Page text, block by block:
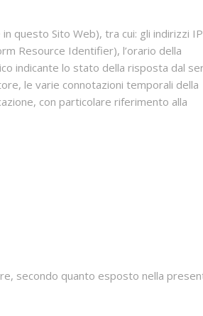
questo Sito Web), tra cui: gli indirizzi
Resource Identifier), l’orario della
indicante lo stato della risposta dal
le varie connotazioni temporali della
con particolare riferimento alla
secondo quanto esposto nella